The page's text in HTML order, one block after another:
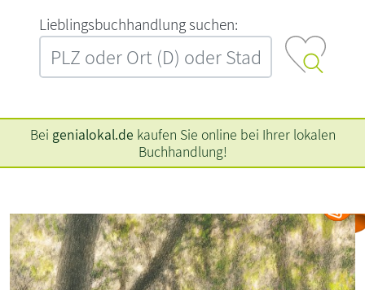
L‍i‍e‍b‍l‍i‍n‍g‍s‍b‍u‍c‍h‍h‍a‍n‍d‍l‍u‍n‍g‍ ‍s‍u‍c‍h‍e‍n‍:‍
Bei genialokal.de kaufen Sie online bei Ihrer lokalen
Buchhandlung!